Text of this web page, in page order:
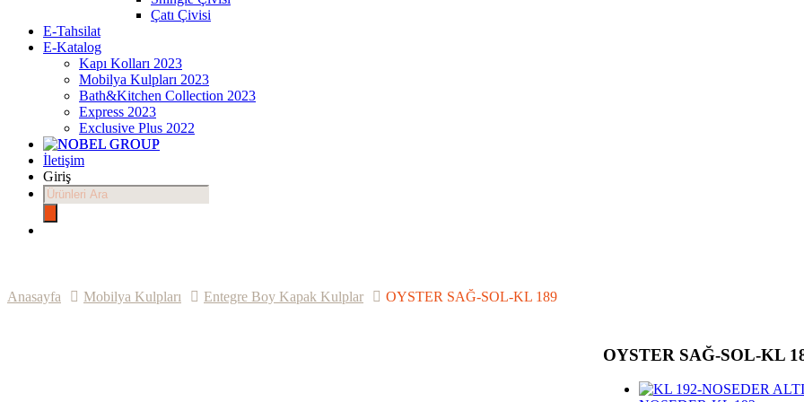
Çatı Çivisi
E-Tahsilat
E-Katalog
Kapı Kolları 2023
Mobilya Kulpları 2023
Bath&Kitchen Collection 2023
Express 2023
Exclusive Plus 2022
İletişim
Giriş
Products
search
Anasayfa Mobilya Kulpları Entegre Boy Kapak Kulplar OYSTER SAĞ-SOL-KL 189
OYSTER SAĞ-SOL-KL